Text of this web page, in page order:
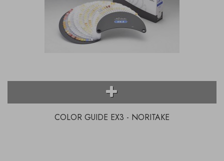
COLOR GUIDE EX3 - NORITAKE